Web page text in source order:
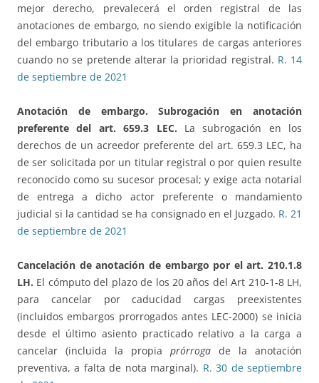
mejor derecho, prevalecerá el orden registral de las
anotaciones de embargo, no siendo exigible la notificación
del embargo tributario a los titulares de cargas anteriores
cuando no se pretende alterar la prioridad registral. R. 14
de septiembre de 2021
Anotación de embargo. Subrogación en anotación
preferente del art. 659.3 LEC. La subrogación en los
derechos de un acreedor preferente del art. 659.3 LEC, ha
de ser solicitada por un titular registral o por quien resulte
reconocido como su sucesor procesal; y exige acta notarial
de entrega a dicho actor preferente o mandamiento
judicial si la cantidad se ha consignado en el Juzgado. R. 21
de septiembre de 2021
Cancelación de anotación de embargo por el art. 210.1.8
LH. El cómputo del plazo de los 20 años del Art 210-1-8 LH,
para cancelar por caducidad cargas preexistentes
(incluidos embargos prorrogados antes LEC-2000) se inicia
desde el último asiento practicado relativo a la carga a
cancelar (incluida la propia prórroga de la anotación
preventiva, a falta de nota marginal). R. 30 de septiembre